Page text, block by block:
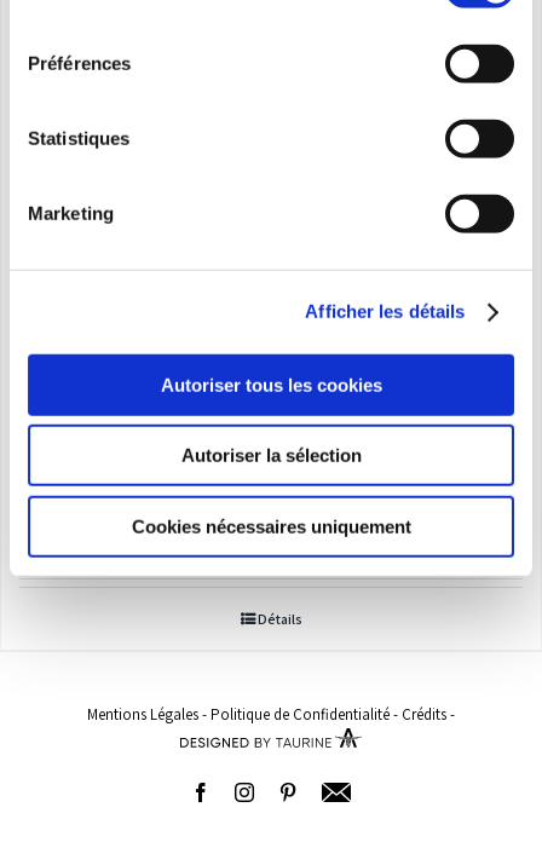
Préférences
Statistiques
Marketing
Afficher les détails
Autoriser tous les cookies
Autoriser la sélection
Cookies nécessaires uniquement
Boxer
115,00€Plage
de
prix :
115,00€
Détails
Mentions Légales- Politique de Confidentialité- Crédits-
FacebookInstagramPinterest
Adresse